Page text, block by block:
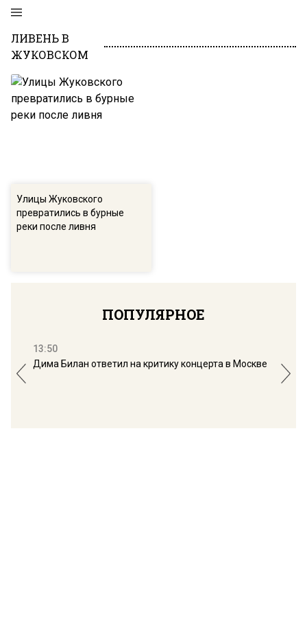
ЛИВЕНЬ В
ЖУКОВСКОМ
Улицы Жуковского
превратились в бурные
реки после ливня
ПОПУЛЯРНОЕ
13:50
Дима Билан ответил на критику концерта в Москве